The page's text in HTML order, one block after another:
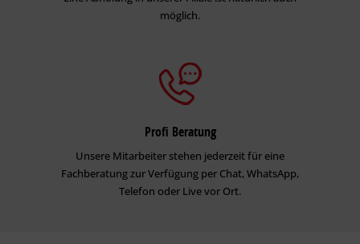
möglich.
Profi Beratung
Unsere Mitarbeiter stehen jederzeit für eine
Fachberatung zur Verfügung per Chat, WhatsApp,
Telefon oder Live vor Ort.